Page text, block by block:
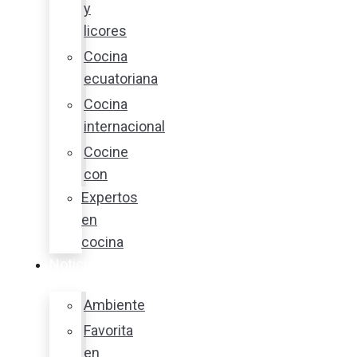
y
licores
Cocina
ecuatoriana
Cocina
internacional
Cocine
con
Expertos
en
cocina
Ambiente
Favorita
en